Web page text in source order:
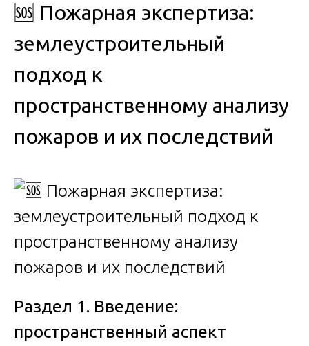
🆘 Пожарная экспертиза:
землеустроительный
подход к
пространственному анализу
пожаров и их последствий
Раздел 1. Введение:
пространственный аспект